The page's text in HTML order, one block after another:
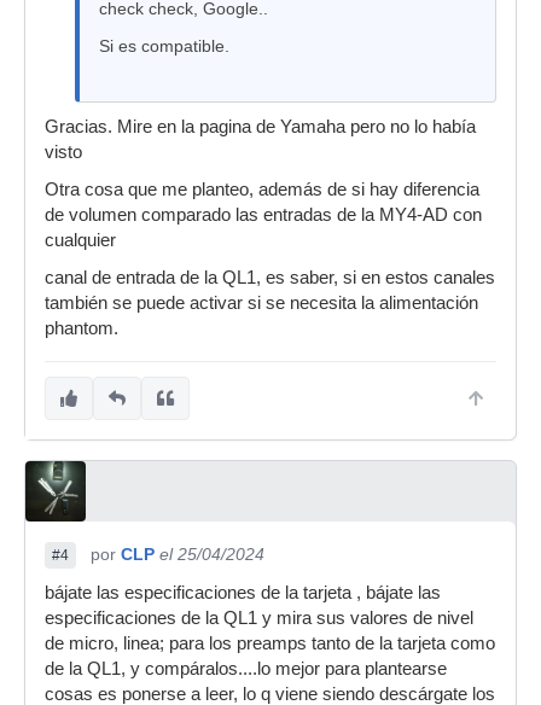
check check, Google..
Si es compatible.
Gracias. Mire en la pagina de Yamaha pero no lo había
visto
Otra cosa que me planteo, además de si hay diferencia
de volumen comparado las entradas de la MY4-AD con
cualquier
canal de entrada de la QL1, es saber, si en estos canales
también se puede activar si se necesita la alimentación
phantom.
#4 por CLP el 25/04/2024
bájate las especificaciones de la tarjeta , bájate las
especificaciones de la QL1 y mira sus valores de nivel
de micro, linea; para los preamps tanto de la tarjeta como
de la QL1, y compáralos....lo mejor para plantearse
cosas es ponerse a leer, lo q viene siendo descárgate los